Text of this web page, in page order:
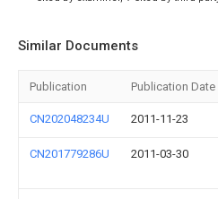
Similar Documents
Publication Publication Date
CN202048234U 2011-11-23
CN201779286U 2011-03-30